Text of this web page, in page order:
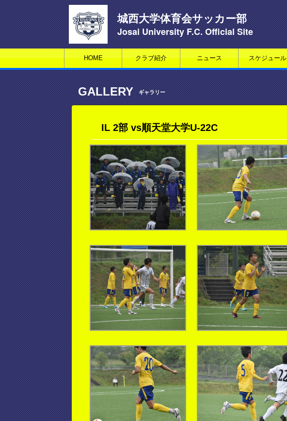
城西大学体育会サッカー部
Josai University F.C. Official Site
HOME クラブ紹介 ニュース スケジュール
GALLERY ギャラリー
IL 2部 vs順天堂大学U-22C